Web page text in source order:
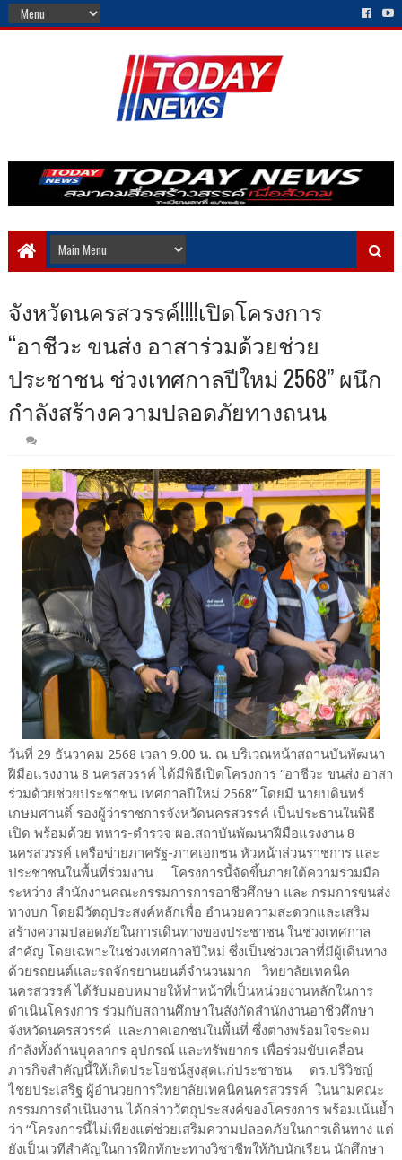
จังหวัดนครสวรรค์!!!!เปิดโครงการ
“อาชีวะ ขนส่ง อาสาร่วมด้วยช่วย
ประชาชน ช่วงเทศกาลปีใหม่ 2568” ผนึก
กำลังสร้างความปลอดภัยทางถนน
วันที่ 29 ธันวาคม 2568 เวลา 9.00 น. ณ บริเวณหน้าสถานบันพัฒนา
ฝีมือแรงงาน 8 นครสวรรค์ ได้มีพิธีเปิดโครงการ “อาชีวะ ขนส่ง อาสา
ร่วมด้วยช่วยประชาชน เทศกาลปีใหม่ 2568” โดยมี นายบดินทร์
เกษมศานติ์ รองผู้ว่าราชการจังหวัดนครสวรรค์ เป็นประธานในพิธี
เปิด พร้อมด้วย ทหาร-ตำรวจ ผอ.สถาบันพัฒนาฝีมือแรงงาน 8
นครสวรรค์ เครือข่ายภาครัฐ-ภาคเอกชน หัวหน้าส่วนราชการ และ
ประชาชนในพื้นที่ร่วมงาน โครงการนี้จัดขึ้นภายใต้ความร่วมมือ
ระหว่าง สำนักงานคณะกรรมการการอาชีวศึกษา และ กรมการขนส่ง
ทางบก โดยมีวัตถุประสงค์หลักเพื่อ อำนวยความสะดวกและเสริม
สร้างความปลอดภัยในการเดินทางของประชาชน ในช่วงเทศกาล
สำคัญ โดยเฉพาะในช่วงเทศกาลปีใหม่ ซึ่งเป็นช่วงเวลาที่มีผู้เดินทาง
ด้วยรถยนต์และรถจักรยานยนต์จำนวนมาก วิทยาลัยเทคนิค
นครสวรรค์ ได้รับมอบหมายให้ทำหน้าที่เป็นหน่วยงานหลักในการ
ดำเนินโครงการ ร่วมกับสถานศึกษาในสังกัดสำนักงานอาชีวศึกษา
จังหวัดนครสวรรค์ และภาคเอกชนในพื้นที่ ซึ่งต่างพร้อมใจระดม
กำลังทั้งด้านบุคลากร อุปกรณ์ และทรัพยากร เพื่อร่วมขับเคลื่อน
ภารกิจสำคัญนี้ให้เกิดประโยชน์สูงสุดแก่ประชาชน ดร.ปริวิชญ์
ไชยประเสริฐ ผู้อำนวยการวิทยาลัยเทคนิคนครสวรรค์ ในนามคณะ
กรรมการดำเนินงาน ได้กล่าววัตถุประสงค์ของโครงการ พร้อมเน้นย้ำ
ว่า “โครงการนี้ไม่เพียงแต่ช่วยเสริมความปลอดภัยในการเดินทาง แต่
ยังเป็นเวทีสำคัญในการฝึกทักษะทางวิชาชีพให้กับนักเรียน นักศึกษา